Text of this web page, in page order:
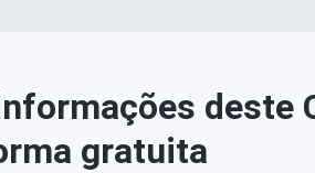
deste
gratuita